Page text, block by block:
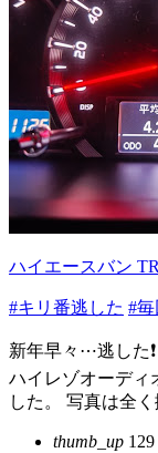
ハイエースバン
#キリ番逃した #毎
新年早々⋯逃した
ハイレゾオーディ
した。 写真は全
thumb_up 129